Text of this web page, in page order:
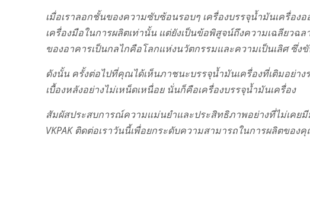
เมื่อเราลอกชั้นของความซับซ้อนรอบๆ เครื่องบรรจุน้ำมันเครื่อง
เครื่องมือในการผลิตเท่านั้น แต่ยังเป็นข้อพิสูจน์ถึงความเฉลียว
ของอาคารเป็นกลไกคือโลกแห่งนวัตกรรมและความเป็นเลิศ ซึ่
ดังนั้น ครั้งต่อไปที่คุณได้เห็นภาชนะบรรจุน้ำมันเครื่องที่เติมอย่า
เบื้องหลังอย่างไม่เหน็ดเหนื่อย นั่นก็คือเครื่องบรรจุน้ำมันเครื่อง
สัมผัสประสบการณ์ความแม่นยำและประสิทธิภาพอย่างที่ไม่เคย
VKPAK ติดต่อเราวันนี้เพื่อยกระดับความสามารถในการผลิตของ